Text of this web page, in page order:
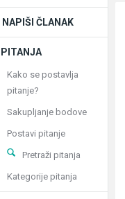
NAPIŠI ČLANAK
PITANJA
Kako se postavlja
pitanje?
Sakupljanje bodove
Postavi pitanje
Pretraži pitanja
Kategorije pitanja